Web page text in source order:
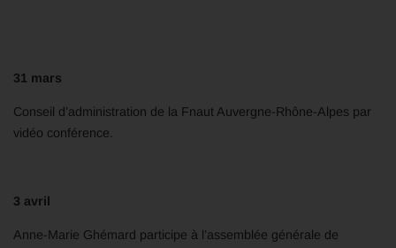
31 mars
Conseil d’administration de la Fnaut Auvergne-Rhône-Alpes par
vidéo conférence.
3 avril
Anne-Marie Ghémard participe à l’assemblée générale de